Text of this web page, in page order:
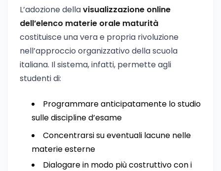
L’adozione dellavisualizzazione online
dell’elenco materie orale maturità
costituisce una vera e propria rivoluzione
nell’approccio organizzativo della scuola
italiana. Il sistema, infatti, permette agli
studenti di:
Programmare anticipatamente lo studio
sulle discipline d’esame
Concentrarsi su eventuali lacune nelle
materie esterne
Dialogare in modo più costruttivo con i